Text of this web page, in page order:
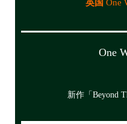
英国 One
One
新作「Beyond